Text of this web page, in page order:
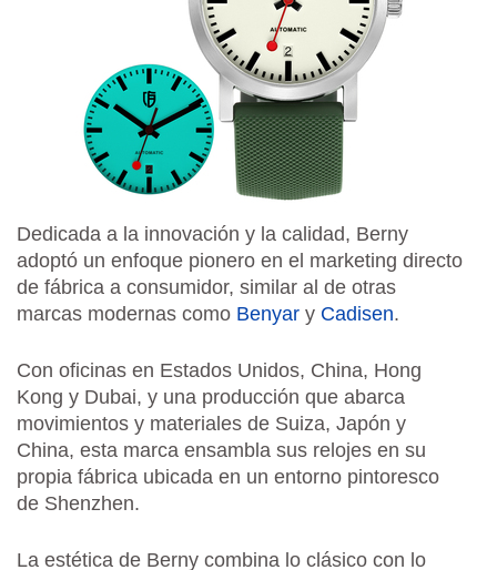
Dedicada a la innovación y la calidad, Berny
adoptó un enfoque pionero en el marketing directo
de fábrica a consumidor, similar al de otras
marcas modernas como Benyar y Cadisen.
Con oficinas en Estados Unidos, China, Hong
Kong y Dubai, y una producción que abarca
movimientos y materiales de Suiza, Japón y
China, esta marca ensambla sus relojes en su
propia fábrica ubicada en un entorno pintoresco
de Shenzhen.
La estética de Berny combina lo clásico con lo